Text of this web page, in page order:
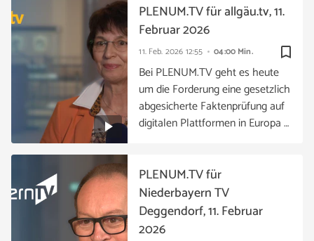
bookmark_border
11. Feb. 2026 12:55 04:00 Min.
PLENUM.TV für allgäu.tv, 11.
Februar 2026
Bei PLENUM.TV geht es heute
um die Forderung eine gesetzlich
abgesicherte Faktenprüfung auf
digitalen Plattformen in Europa …
PLENUM.TV für
Niederbayern TV
Deggendorf, 11. Februar
2026